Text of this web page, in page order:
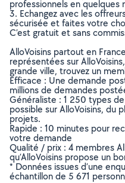
professionnels en quelques
3. Echangez avec les
sécurisée et faites votre
C’est gratuit et sans
AlloVoisins partout en
représentées sur
grande ville, trouvez un
Efficace : Une demande
millions de demandes
Généraliste : 1 250 types
possible sur AlloVoisins, du
projets.
Rapide : 10 minutes pour
votre demande
Qualité / prix : 4 membres
qu’AlloVoisins propose un
* Données issues d’une
échantillon de 5 671